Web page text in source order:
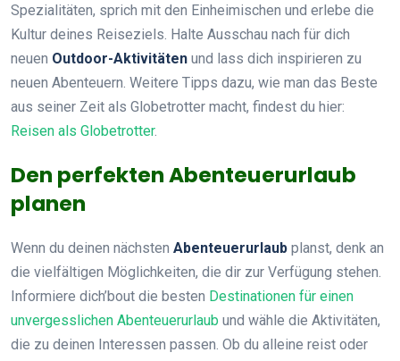
Spezialitäten, sprich mit den Einheimischen und erlebe die
Kultur deines Reiseziels. Halte Ausschau nach für dich
neuen Outdoor-Aktivitäten und lass dich inspirieren zu
neuen Abenteuern. Weitere Tipps dazu, wie man das Beste
aus seiner Zeit als Globetrotter macht, findest du hier:
Reisen als Globetrotter.
Den perfekten Abenteuerurlaub
planen
Wenn du deinen nächsten Abenteuerurlaub planst, denk an
die vielfältigen Möglichkeiten, die dir zur Verfügung stehen.
Informiere dich’bout die besten Destinationen für einen
unvergesslichen Abenteuerurlaub und wähle die Aktivitäten,
die zu deinen Interessen passen. Ob du alleine reist oder